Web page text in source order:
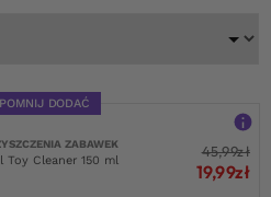
DODAĆ
ZABAWEK
Toy Cleaner 150 ml
45,99zł
19,99zł